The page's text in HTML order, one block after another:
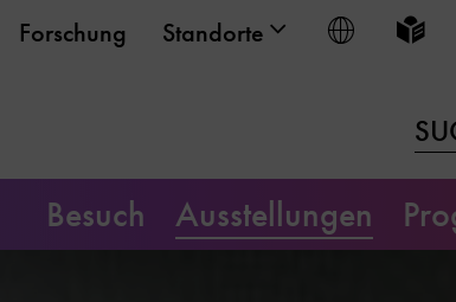
Forschung Standorte Sprache
Besuch Ausstellungen